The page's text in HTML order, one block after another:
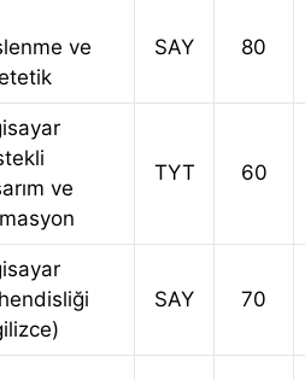
ve
SAY 80
ve
TYT 60
SAY 70